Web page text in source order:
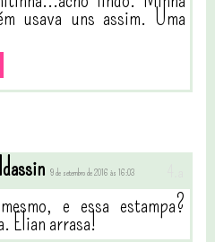
usava uns assim. Uma
9 de setembro de 2016 às 16:03
e essa estampa?
Elian arrasa!